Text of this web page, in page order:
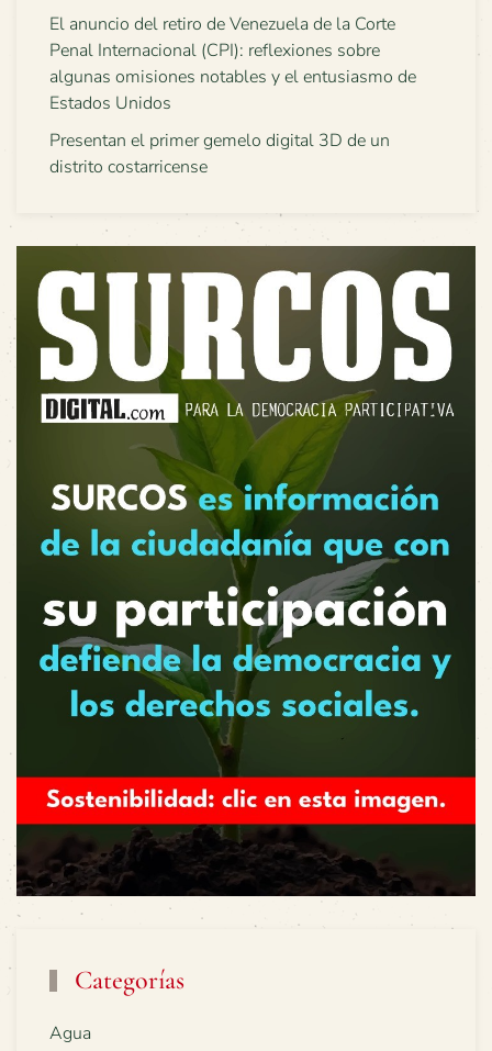
El anuncio del retiro de Venezuela de la Corte
Penal Internacional (CPI): reflexiones sobre
algunas omisiones notables y el entusiasmo de
Estados Unidos
Presentan el primer gemelo digital 3D de un
distrito costarricense
Categorías
Agua